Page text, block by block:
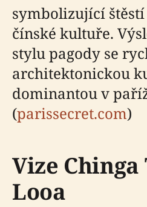
symbolizující
čínské kultuře.
stylu pagody se
architektonickou
dominantou v
(parissecret.com)
Vize Chinga
Looa